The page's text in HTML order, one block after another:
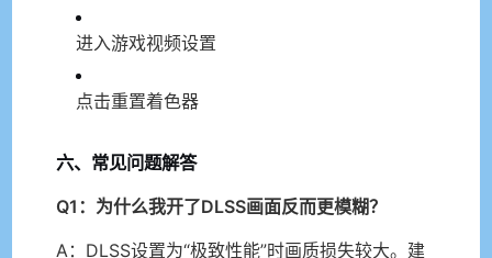
进入游戏视频设置
点击重置着色器
六、常见问题解答
Q1：为什么我开了DLSS画面反而更模糊？
A：DLSS设置为“极致性能”时画质损失较大。建